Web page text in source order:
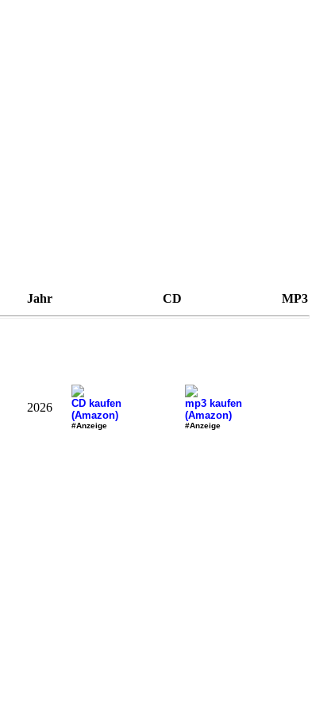
Jahr CD MP3
2026
CD kaufen
(Amazon)
#Anzeige
mp3 kaufen
(Amazon)
#Anzeige